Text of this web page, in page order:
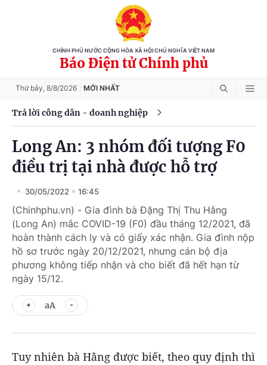
CHÍNH PHỦ NƯỚC CỘNG HÒA XÃ HỘI CHỦ NGHĨA VIỆT NAM
Báo Điện tử Chính phủ
Thứ bảy, 8/8/2026 MỚI NHẤT
Trả lời công dân - doanh nghiệp
Long An: 3 nhóm đối tượng F0
điều trị tại nhà được hỗ trợ
30/05/2022 16:45
(Chinhphu.vn) - Gia đình bà Đặng Thị Thu Hằng
(Long An) mắc COVID-19 (F0) đầu tháng 12/2021, đã
hoàn thành cách ly và có giấy xác nhận. Gia đình nộp
hồ sơ trước ngày 20/12/2021, nhưng cán bộ địa
phương không tiếp nhận và cho biết đã hết hạn từ
ngày 15/12.
aA
Tuy nhiên bà Hằng được biết, theo quy định thì